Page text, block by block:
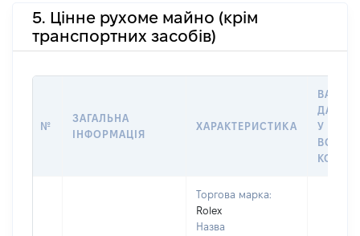
5. Цінне рухоме майно (крім
транспортних засобів)
№
ЗАГАЛЬНА
ІНФОРМАЦІЯ
ХАРАКТЕРИСТИКА
ДАТУ
У
Торгова марка:
Rolex
Назва